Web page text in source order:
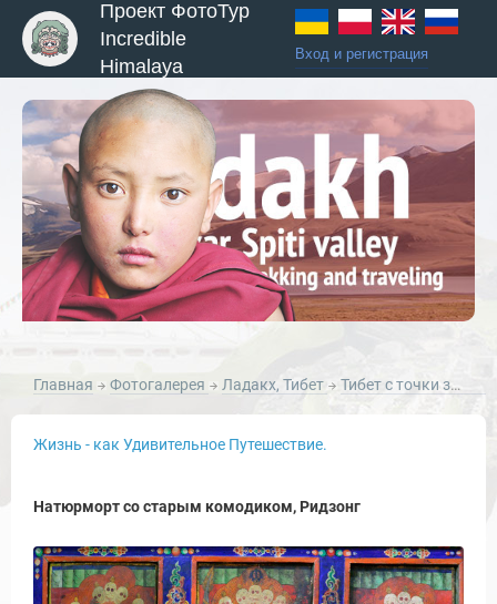
Новости и Отчеты
Проект ФотоТур
Incredible
Himalaya
Вход и регистрация
Главная Фотогалерея Ладакх, Тибет Тибет с точки зрения натюрморта
Жизнь - как Удивительное Путешествие.
Натюрморт со старым комодиком, Ридзонг